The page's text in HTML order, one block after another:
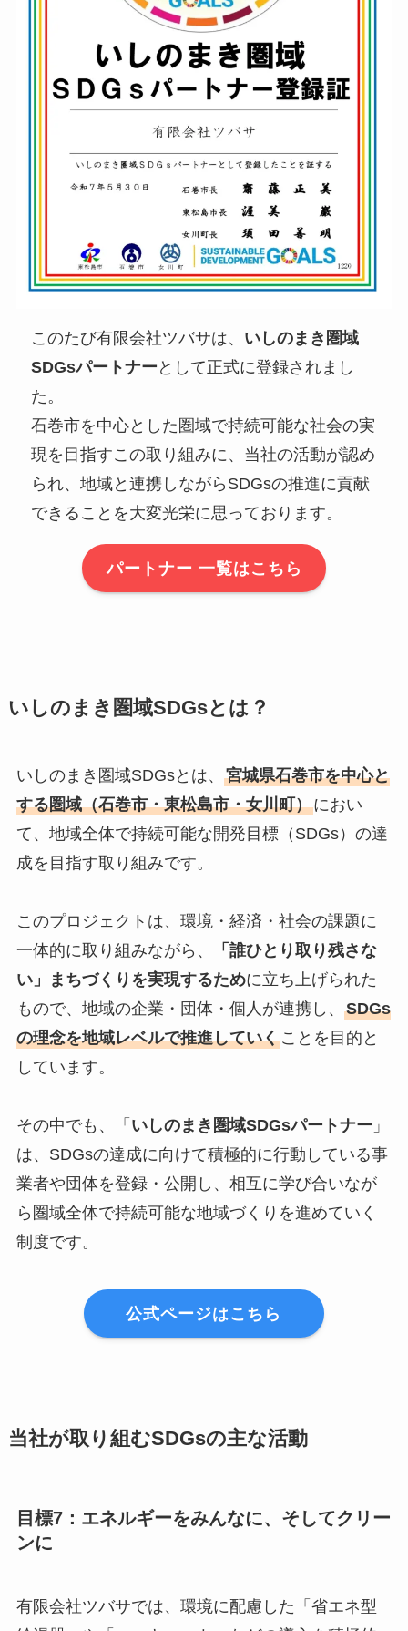
このたび有限会社ツバサは、 いしのまき圏域
SDGsパートナー として正式に登録されまし
た。
石巻市を中心とした圏域で持続可能な社会の実
現を目指すこの取り組みに、当社の活動が認め
られ、地域と連携しながらSDGsの推進に貢献
できることを大変光栄に思っております。
パートナー 一覧はこちら
いしのまき圏域SDGsとは？
いしのまき圏域SDGsとは、 宮城県石巻市を中心と
する圏域（石巻市・東松島市・女川町）におい
て、地域全体で持続可能な開発目標（SDGs）の達
成を目指す取り組みです。
このプロジェクトは、環境・経済・社会の課題に
一体的に取り組みながら、
「誰ひとり取り残さな
い」まちづくりを実現するために立ち上げられた
もので、地域の企業・団体・個人が連携し、 SDGs
の理念を地域レベルで推進していくことを目的と
しています。
その中でも、「 いしのまき圏域SDGsパートナー 」
は、SDGsの達成に向けて積極的に行動している事
業者や団体を登録・公開し、相互に学び合いなが
ら圏域全体で持続可能な地域づくりを進めていく
制度です。
公式ページはこちら
当社が取り組むSDGsの主な活動
目標7：エネルギーをみんなに、そしてクリー
ンに
有限会社ツバサでは、環境に配慮した「省エネ型